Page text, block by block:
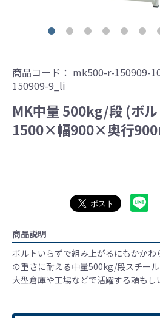
商品コード： mk500-r-150909-
150909-9_li
MK中量 500kg/段 (ボ
1500×幅900×奥行
商品説明
ボルトいらずで組み上がるにもかか
の重さに耐える中量500kg/段スチー
大型倉庫や工場などで活躍する頼もし